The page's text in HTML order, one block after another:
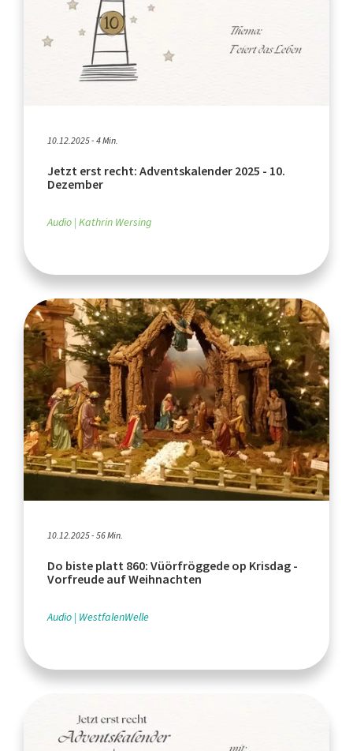
10.12.2025 - 4 Min.
Jetzt erst recht: Adventskalender 2025 - 10.
Dezember
Audio Kathrin Wersing
10.12.2025 - 56 Min.
Do biste platt 860: Vüörfröggede op Krisdag -
Vorfreude auf Weihnachten
Audio WestfalenWelle